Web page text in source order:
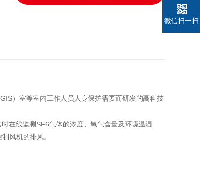
）室等室内工作人员人身保护需要而研发的高科技
在线监测SF6气体的浓度、氧气含量及环境温湿
制风机的排风。
微信扫一扫